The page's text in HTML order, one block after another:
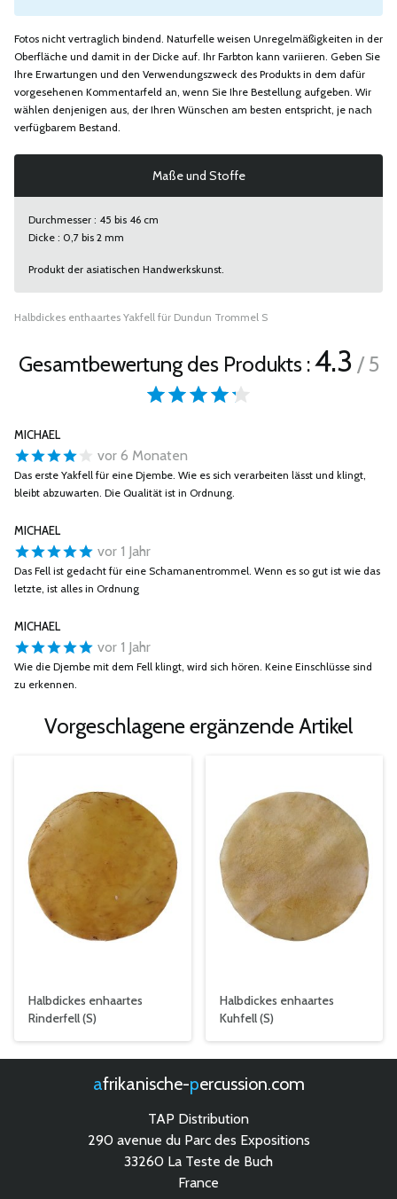
Fotos nicht vertraglich bindend. Naturfelle weisen Unregelmäßigkeiten in der
Oberfläche und damit in der Dicke auf. Ihr Farbton kann variieren. Geben Sie
Ihre Erwartungen und den Verwendungszweck des Produkts in dem dafür
vorgesehenen Kommentarfeld an, wenn Sie Ihre Bestellung aufgeben. Wir
wählen denjenigen aus, der Ihren Wünschen am besten entspricht, je nach
verfügbarem Bestand.
Maße und Stoffe
Durchmesser : 45 bis 46 cm
Dicke : 0,7 bis 2 mm
Produkt der asiatischen Handwerkskunst.
Halbdickes enthaartes Yakfell für Dundun Trommel S
Gesamtbewertung des Produkts :4.3 / 5
MICHAEL
vor 6 Monaten
Das erste Yakfell für eine Djembe. Wie es sich verarbeiten lässt und klingt,
bleibt abzuwarten. Die Qualität ist in Ordnung.
MICHAEL
vor 1 Jahr
Das Fell ist gedacht für eine Schamanentrommel. Wenn es so gut ist wie das
letzte, ist alles in Ordnung
MICHAEL
vor 1 Jahr
Wie die Djembe mit dem Fell klingt, wird sich hören. Keine Einschlüsse sind
zu erkennen.
Vorgeschlagene ergänzende Artikel
Halbdickes enhaartes
Rinderfell (S)
Halbdickes enhaartes
Kuhfell (S)
afrikanische- percussion.com
TAP Distribution
290 avenue du Parc des Expositions
33260 La Teste de Buch
France